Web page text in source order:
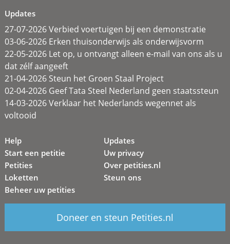
Updates
27-07-2026 Verbied voertuigen bij een demonstratie
03-06-2026 Erken thuisonderwijs als onderwijsvorm
22-05-2026 Let op, u ontvangt alleen e-mail van ons als u
dat zélf aangeeft
21-04-2026 Steun het Groen Staal Project
02-04-2026 Geef Tata Steel Nederland geen staatssteun
14-03-2026 Verklaar het Nederlands wegennet als
voltooid
Help
Start een petitie
Petities
Loketten
Beheer uw petities
Updates
Uw privacy
Over petities.nl
Steun ons
Doneer en steun Petities.nl